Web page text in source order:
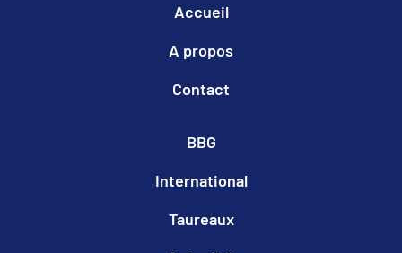
Accueil
A propos
Contact
BBG
International
Taureaux